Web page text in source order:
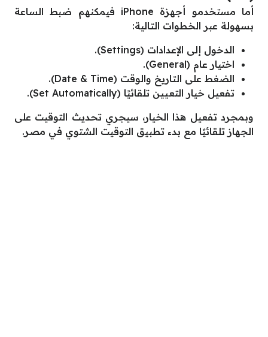
أما مستخدمو أجهزة iPhone فيمكنهم ضبط الساعة
بسهولة عبر الخطوات التالية:
الدخول إلى الإعدادات (Settings).
اختيار عام (General).
الضغط على التاريخ والوقت (Date & Time).
تفعيل خيار التعيين تلقائيًا (Set Automatically).
وبمجرد تفعيل هذا الخيار، سيجري تحديث التوقيت على
الجهاز تلقائيًا مع بدء تطبيق التوقيت الشتوي في مصر.